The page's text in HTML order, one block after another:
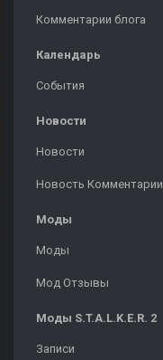
Комментарии блога
Календарь
События
Новости
Новости
Новость Комментарии
Моды
Моды
Мод Отзывы
Моды S.T.A.L.K.E.R. 2
Записи